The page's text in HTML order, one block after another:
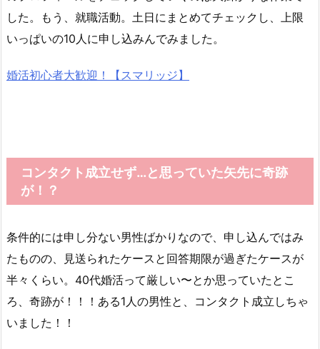
した。もう、就職活動。土日にまとめてチェックし、上限
いっぱいの10人に申し込みんでみました。
婚活初心者大歓迎！【スマリッジ】
コンタクト成立せず…と思っていた矢先に奇跡
が！？
条件的には申し分ない男性ばかりなので、申し込んではみ
たものの、見送られたケースと回答期限が過ぎたケースが
半々くらい。40代婚活って厳しい〜とか思っていたとこ
ろ、奇跡が！！！ある1人の男性と、コンタクト成立しちゃ
いました！！